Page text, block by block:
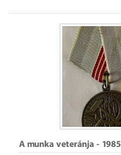
A munka veteránja - 1985